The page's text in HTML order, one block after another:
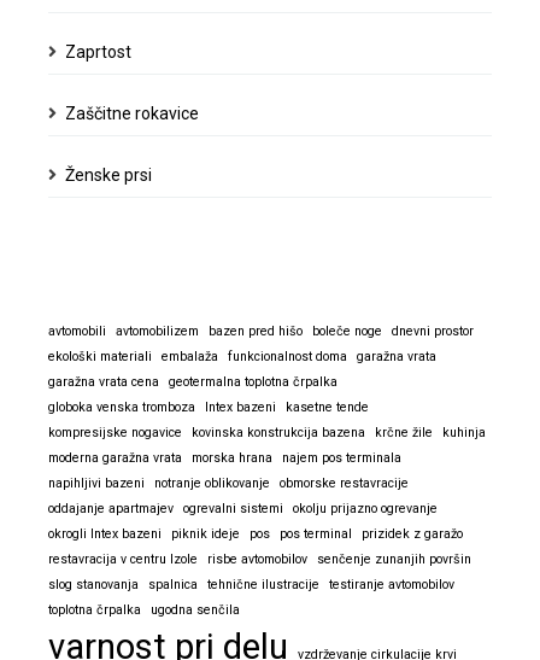
Zaprtost
Zaščitne rokavice
Ženske prsi
avtomobili avtomobilizem bazen pred hišo boleče noge
dnevni prostor
ekološki materiali
embalaža funkcionalnost doma
garažna vrata
garažna vrata cena
geotermalna toplotna črpalka
globoka venska tromboza
Intex bazeni
kasetne tende
kompresijske nogavice
kovinska konstrukcija bazena krčne žile
kuhinja
moderna garažna vrata
morska hrana
najem pos terminala
napihljivi bazeni
notranje oblikovanje
obmorske restavracije
oddajanje apartmajev
ogrevalni sistemi
okolju prijazno ogrevanje
okrogli Intex bazeni
piknik ideje pos pos terminal
prizidek z garažo
restavracija v centru Izole
risbe avtomobilov
senčenje zunanjih površin
slog stanovanja
spalnica tehnične ilustracije
testiranje avtomobilov
toplotna črpalka
ugodna senčila
varnost pri delu vzdrževanje cirkulacije krvi